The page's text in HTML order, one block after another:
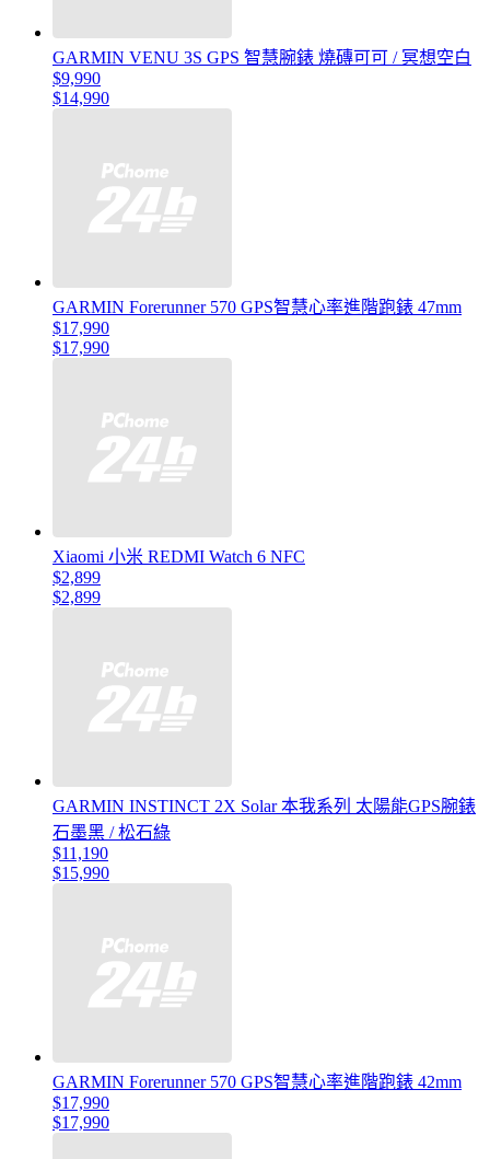
GARMIN VENU 3S GPS 智慧腕錶 燒磚可可 / 冥想空白
$9,990
$14,990
GARMIN Forerunner 570 GPS智慧心率進階跑錶 47mm
$17,990
$17,990
Xiaomi 小米 REDMI Watch 6 NFC
$2,899
$2,899
GARMIN INSTINCT 2X Solar 本我系列 太陽能GPS腕錶
石墨黑 / 松石綠
$11,190
$15,990
GARMIN Forerunner 570 GPS智慧心率進階跑錶 42mm
$17,990
$17,990